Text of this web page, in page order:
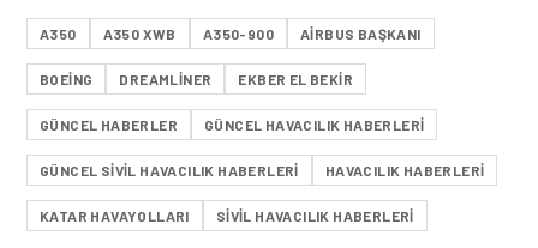
A350 A350 XWB A350-900 AIRBUS BAŞKANI
BOEING DREAMLINER EKBER EL BEKIR
GÜNCEL HABERLER GÜNCEL HAVACILIK HABERLERI
GÜNCEL SIVIL HAVACILIK HABERLERI HAVACILIK HABERLERI
KATAR HAVAYOLLARI SIVIL HAVACILIK HABERLERI